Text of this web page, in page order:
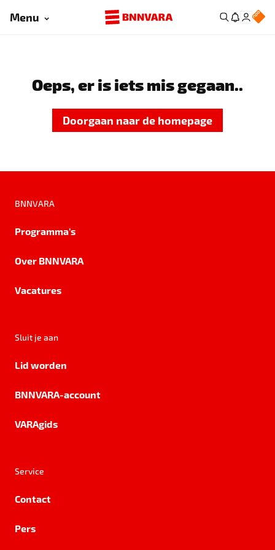
Menu
Oeps, er is iets mis gegaan..
Doorgaan naar de homepage
BNNVARA
Programma's
Over BNNVARA
Vacatures
Sluit je aan
Lid worden
BNNVARA-account
VARAgids
Service
Contact
Pers